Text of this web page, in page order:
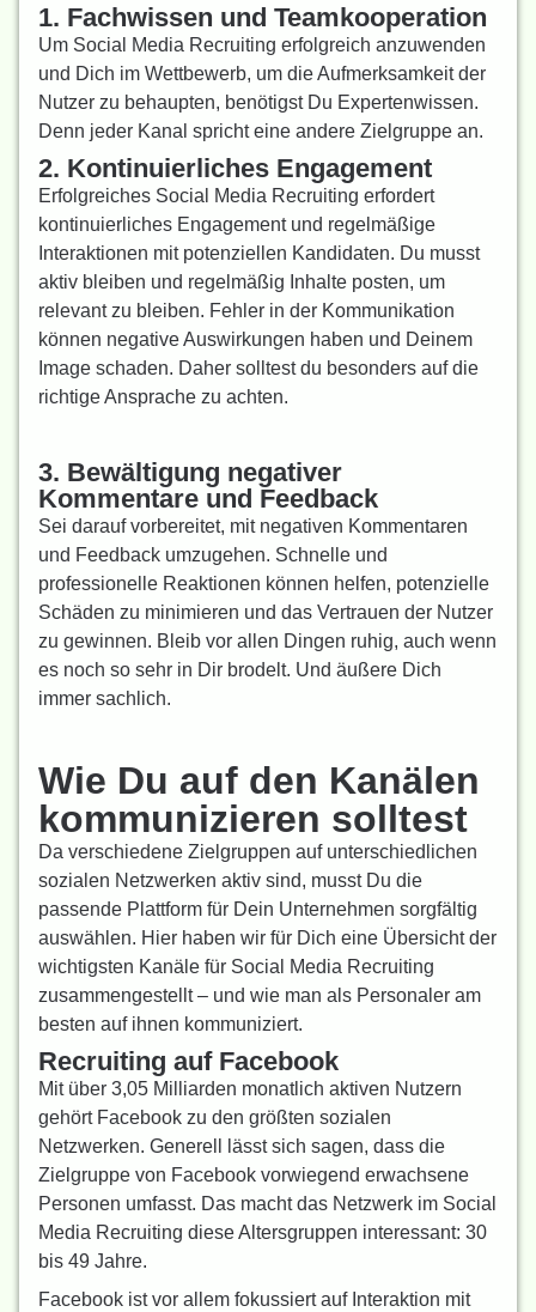
1. Fachwissen und Teamkooperation
Um Social Media Recruiting erfolgreich anzuwenden
und Dich im Wettbewerb, um die Aufmerksamkeit der
Nutzer zu behaupten, benötigst Du Expertenwissen.
Denn jeder Kanal spricht eine andere Zielgruppe an.
2. Kontinuierliches Engagement
Erfolgreiches Social Media Recruiting erfordert
kontinuierliches Engagement und regelmäßige
Interaktionen mit potenziellen Kandidaten. Du musst
aktiv bleiben und regelmäßig Inhalte posten, um
relevant zu bleiben. Fehler in der Kommunikation
können negative Auswirkungen haben und Deinem
Image schaden. Daher solltest du besonders auf die
richtige Ansprache zu achten.
3. Bewältigung negativer
Kommentare und Feedback
Sei darauf vorbereitet, mit negativen Kommentaren
und Feedback umzugehen. Schnelle und
professionelle Reaktionen können helfen, potenzielle
Schäden zu minimieren und das Vertrauen der Nutzer
zu gewinnen. Bleib vor allen Dingen ruhig, auch wenn
es noch so sehr in Dir brodelt. Und äußere Dich
immer sachlich.
Wie Du auf den Kanälen
kommunizieren solltest
Da verschiedene Zielgruppen auf unterschiedlichen
sozialen Netzwerken aktiv sind, musst Du die
passende Plattform für Dein Unternehmen sorgfältig
auswählen. Hier haben wir für Dich eine Übersicht der
wichtigsten Kanäle für Social Media Recruiting
zusammengestellt – und wie man als Personaler am
besten auf ihnen kommuniziert.
Recruiting auf Facebook
Mit über 3,05 Milliarden monatlich aktiven Nutzern
gehört Facebook zu den größten sozialen
Netzwerken. Generell lässt sich sagen, dass die
Zielgruppe von Facebook vorwiegend erwachsene
Personen umfasst. Das macht das Netzwerk im Social
Media Recruiting diese Altersgruppen interessant: 30
bis 49 Jahre.
Facebook ist vor allem fokussiert auf Interaktion mit